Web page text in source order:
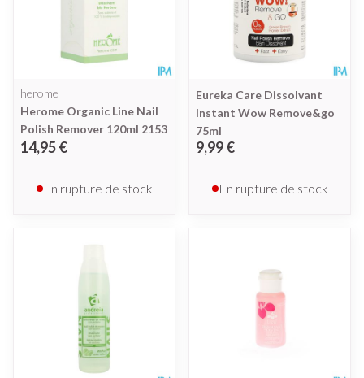
herome
Herome Organic Line Nail
Polish Remover 120ml 2153
14,95 €
En rupture de stock
Eureka Care Dissolvant
Instant Wow Remove&go
75ml
9,99 €
En rupture de stock